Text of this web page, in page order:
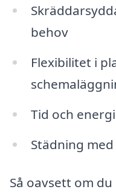
behov
Flexibilitet i
Tid och
Städning
Så oavsett om